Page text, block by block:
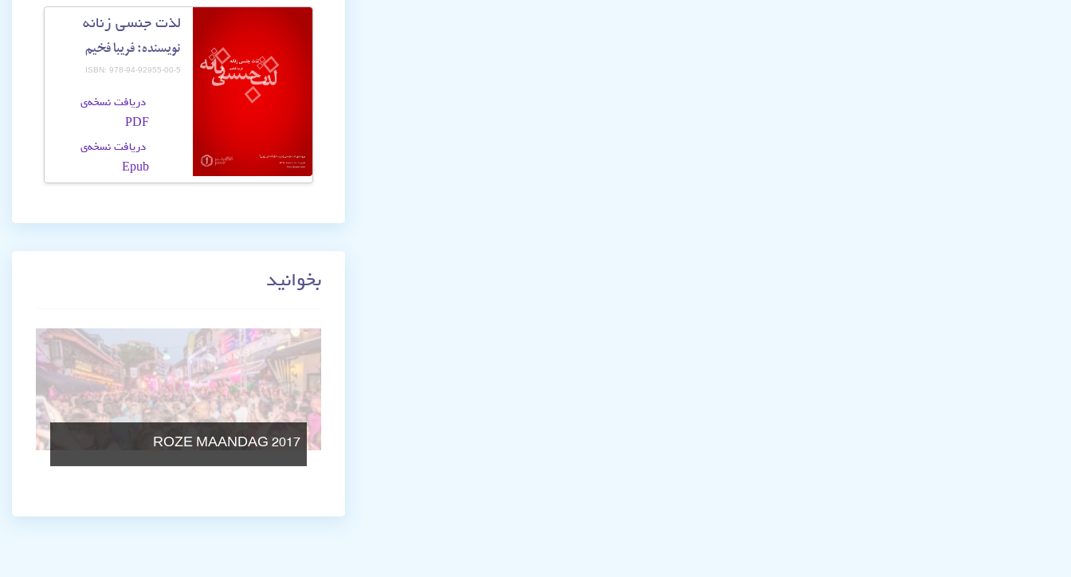
لذت جنسی زنانه
نویسنده: فریبا فخیم
ISBN: 978-94-92955-00-5
دریافت نسخه‌ی
PDF
دریافت نسخه‌ی
Epub
بخوانید
ROZE MAANDAG 2017